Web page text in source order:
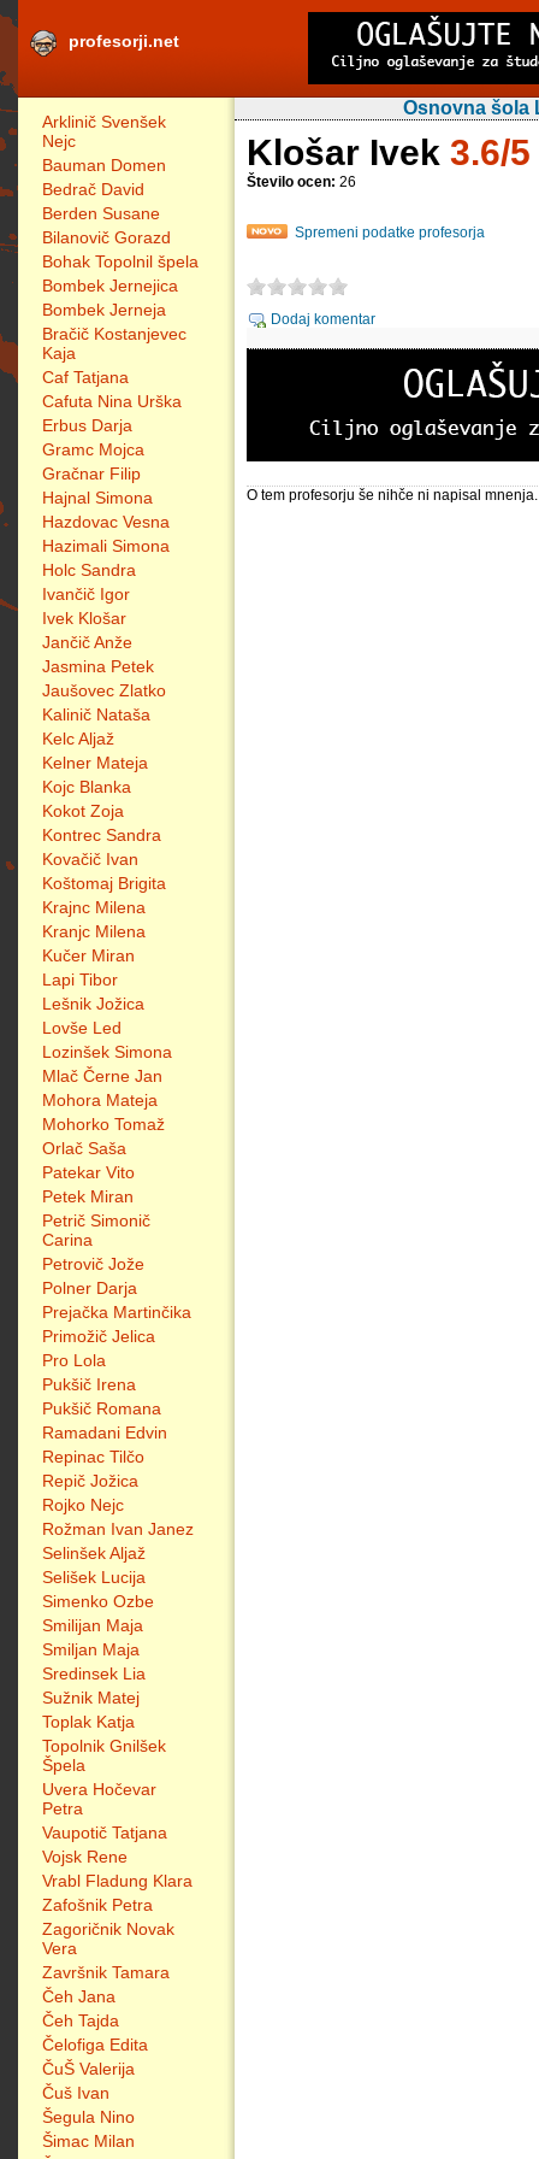
profesorji.net
Arklinič Svenšek
Nejc
Bauman Domen
Bedrač David
Berden Susane
Bilanovič Gorazd
Bohak Topolnil špela
Bombek Jernejica
Bombek Jerneja
Bračič Kostanjevec
Kaja
Caf Tatjana
Cafuta Nina Urška
Erbus Darja
Gramc Mojca
Gračnar Filip
Hajnal Simona
Hazdovac Vesna
Hazimali Simona
Holc Sandra
Ivančič Igor
Ivek Klošar
Jančič Anže
Jasmina Petek
Jaušovec Zlatko
Kalinič Nataša
Kelc Aljaž
Kelner Mateja
Kojc Blanka
Kokot Zoja
Kontrec Sandra
Kovačič Ivan
Koštomaj Brigita
Krajnc Milena
Kranjc Milena
Kučer Miran
Lapi Tibor
Lešnik Jožica
Lovše Led
Lozinšek Simona
Mlač Černe Jan
Mohora Mateja
Mohorko Tomaž
Orlač Saša
Patekar Vito
Petek Miran
Petrič Simonič
Carina
Petrovič Jože
Polner Darja
Prejačka Martinčika
Primožič Jelica
Pro Lola
Pukšič Irena
Pukšič Romana
Ramadani Edvin
Repinac Tilčo
Repič Jožica
Rojko Nejc
Rožman Ivan Janez
Selinšek Aljaž
Selišek Lucija
Simenko Ozbe
Smilijan Maja
Smiljan Maja
Sredinsek Lia
Sužnik Matej
Toplak Katja
Topolnik Gnilšek
Špela
Uvera Hočevar
Petra
Vaupotič Tatjana
Vojsk Rene
Vrabl Fladung Klara
Zafošnik Petra
Zagoričnik Novak
Vera
Završnik Tamara
Čeh Jana
Čeh Tajda
Čelofiga Edita
ČuŠ Valerija
Čuš Ivan
Šegula Nino
Šimac Milan
Osnovna šola
Klošar Ivek 3.6/5
Število ocen: 26
Spremeni podatke profesorja
Dodaj komentar
O tem profesorju še nihče ni napisal mnenja.